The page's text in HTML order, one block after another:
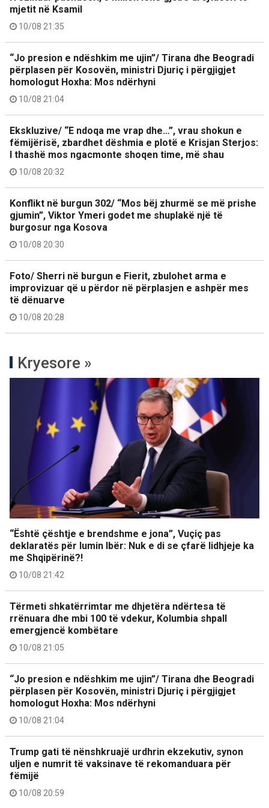
mjetit në Ksamil
10/08 21:35
“Jo presion e ndëshkim me ujin”/ Tirana dhe Beogradi
përplasen për Kosovën, ministri Djuriç i përgjigjet
homologut Hoxha: Mos ndërhyni
10/08 21:04
Ekskluzive/ “E ndoqa me vrap dhe…”, vrau shokun e
fëmijërisë, zbardhet dëshmia e plotë e Krisjan Sterjos:
I thashë mos ngacmonte shoqen time, më shau
10/08 20:32
Konflikt në burgun 302/ “Mos bëj zhurmë se më prishe
gjumin”, Viktor Ymeri godet me shuplakë një të
burgosur nga Kosova
10/08 20:30
Foto/ Sherri në burgun e Fierit, zbulohet arma e
improvizuar që u përdor në përplasjen e ashpër mes
të dënuarve
10/08 20:28
Kryesore »
“Është çështje e brendshme e jona”, Vuçiç pas
deklaratës për lumin Ibër: Nuk e di se çfarë lidhjeje ka
me Shqipërinë?!
10/08 21:42
Tërmeti shkatërrimtar me dhjetëra ndërtesa të
rrënuara dhe mbi 100 të vdekur, Kolumbia shpall
emergjencë kombëtare
10/08 21:05
“Jo presion e ndëshkim me ujin”/ Tirana dhe Beogradi
përplasen për Kosovën, ministri Djuriç i përgjigjet
homologut Hoxha: Mos ndërhyni
10/08 21:04
Trump gati të nënshkruajë urdhrin ekzekutiv, synon
uljen e numrit të vaksinave të rekomanduara për
fëmijë
10/08 20:59